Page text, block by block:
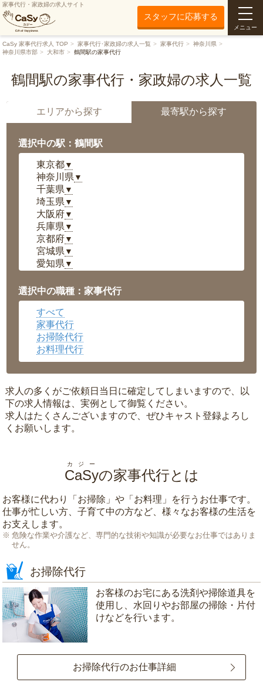
家事代行・家政婦の求人サイト
スタッフに応募する
メニュー
CaSy 家事代行求人 TOP 家事代行･家政婦の求人一覧 家事代行
神奈川県
神奈川県市部
大和市 鶴間駅の家事代行
鶴間駅の家事代行・家政婦の求人一覧
エリアから探す 最寄駅から探す
選択中の駅：鶴間駅
東京都▼
神奈川県 ▼
千葉県 ▼
埼玉県 ▼
大阪府▼
兵庫県 ▼
京都府▼
宮城県 ▼
愛知県 ▼
岡山県▼
広島県▼
沖縄県
選択中の職種：家事代行
すべて
家事代行
お掃除代行
お料理代行
求人の多くがご依頼日当日に確定してしまいますので、以
下の求人情報は、実例として御覧ください。
求人はたくさんございますので、ぜひキャスト登録よろし
くお願いします。
CaSy
カジー
の家事代行とは
お客様に代わり「 お掃除 」や「 お料理 」を行うお仕事です。
仕事が忙しい方、子育て中の方など、様々なお客様の生活を
お支えします。
危険な作業や介護など、専門的な技術や知識が必要なお仕事ではありま
せん。
お掃除代行
お客様のお宅にある洗剤や掃除道具を
使用し、水回りやお部屋の掃除・片付
けなどを行います。
お掃除代行のお仕事詳細